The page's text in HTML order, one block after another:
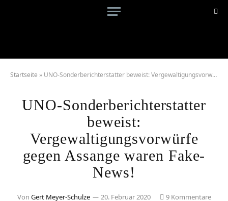
Startseite » UNO-Sonderberichterstatter beweist: Vergewaltigungsvorwürfe gegen Assange waren Fake-News!
UNO-Sonderberichterstatter
beweist:
Vergewaltigungsvorwürfe
gegen Assange waren Fake-
News!
Von Gert Meyer-Schulze 20. Februar 2020 9 Kommentare